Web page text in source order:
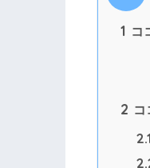
1 コ
2 コ
2.1